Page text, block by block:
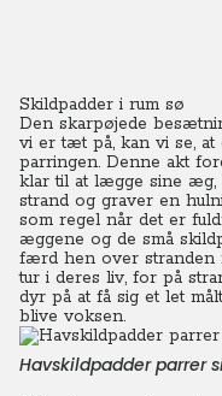
Skildpadder i rum sø
Den skarpøjede
vi er tæt på, kan vi se, at
parringen. Denne akt
klar til at lægge sine æg,
strand og graver en
som regel når det er
æggene og de små
færd hen over stranden
tur i deres liv, for på
dyr på at få sig et let
blive voksen.
Havskildpadder parrer